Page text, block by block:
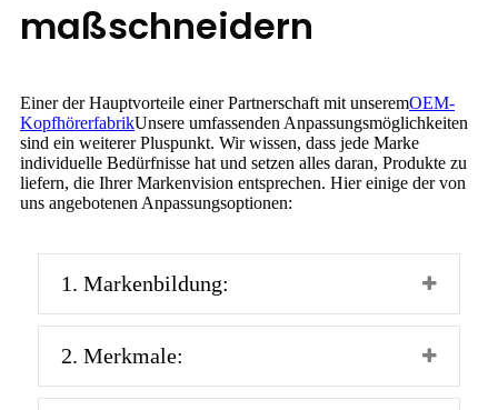
maßschneidern
Einer der Hauptvorteile einer Partnerschaft mit unseremOEM-
KopfhörerfabrikUnsere umfassenden Anpassungsmöglichkeiten
sind ein weiterer Pluspunkt. Wir wissen, dass jede Marke
individuelle Bedürfnisse hat und setzen alles daran, Produkte zu
liefern, die Ihrer Markenvision entsprechen. Hier einige der von
uns angebotenen Anpassungsoptionen:
1. Markenbildung:
2. Merkmale: